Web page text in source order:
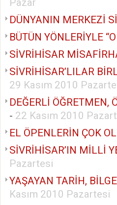
Pazar
DÜNYANIN MERKEZİ
BÜTÜN YÖNLERİYLE
SİVRİHİSAR
SİVRİHİSAR’LILAR
29 Kasım 2010
DEĞERLİ ÖĞRETMEN,
- 22 Kasım 2010
EL ÖPENLERİN ÇOK
SİVRİHİSAR’IN MİLLİ
Pazartesi
YAŞAYAN TARİH,
Kasım 2010 Pazartesi